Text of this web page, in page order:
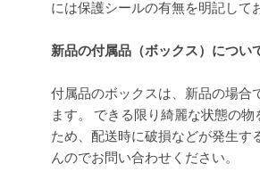
には保護シールの有無を明記して
新品の付属品（ボックス）につい
付属品のボックスは、新品の場合
ます。 できる限り綺麗な状態の
ため、配送時に破損などが発生す
んのでお問い合わせください。